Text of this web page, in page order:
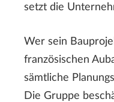
setzt die
Wer sein
französischen
sämtliche
Die Gruppe